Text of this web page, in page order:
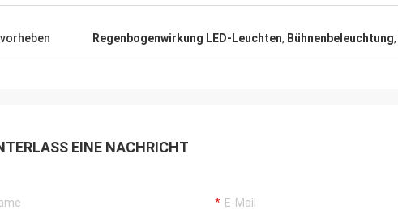
Regenbogenwirkung LED-Leuchten, Bühnenbeleuchtung,
EINE NACHRICHT